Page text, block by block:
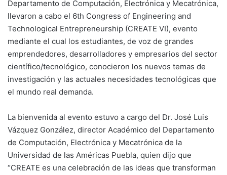
Departamento de Computación, Electrónica y Mecatrónica,
llevaron a cabo el 6th Congress of Engineering and
Technological Entrepreneurship (CREATE VI), evento
mediante el cual los estudiantes, de voz de grandes
emprendedores, desarrolladores y empresarios del sector
científico/tecnológico, conocieron los nuevos temas de
investigación y las actuales necesidades tecnológicas que
el mundo real demanda.
La bienvenida al evento estuvo a cargo del Dr. José Luis
Vázquez González, director Académico del Departamento
de Computación, Electrónica y Mecatrónica de la
Universidad de las Américas Puebla, quien dijo que
“CREATE es una celebración de las ideas que transforman